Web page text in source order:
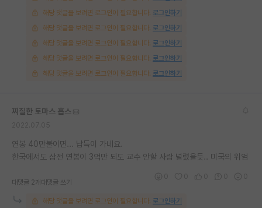
해당 댓글을 보려면 로그인이 필요합니다. 로그인하기
해당 댓글을 보려면 로그인이 필요합니다. 로그인하기
해당 댓글을 보려면 로그인이 필요합니다. 로그인하기
해당 댓글을 보려면 로그인이 필요합니다. 로그인하기
해당 댓글을 보려면 로그인이 필요합니다. 로그인하기
찌질한 토마스 홉스
연봉 40만불이면... 납득이 가네요.
한국에서도 삼전 연봉이 3억만 되도 교수 안할 사람 널렸을듯.. 미국의 위엄
대댓글 2개 대댓글 쓰기
해당 댓글을 보려면 로그인이 필요합니다. 로그인하기